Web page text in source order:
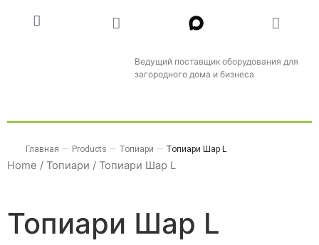
Ведущий поставщик оборудования для
загородного дома и бизнеса
Главная — Products — Топиари — Топиари Шар L
Home / Топиари / Топиари Шар L
Топиари Шар L